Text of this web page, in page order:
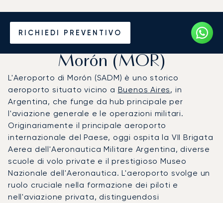
RICHIEDI PREVENTIVO
Noleggio jet privato per
l'Aeroporto e Base Aerea di
Morón (MOR)
L'Aeroporto di Morón (SADM) è uno storico
aeroporto situato vicino a Buenos Aires, in
Argentina, che funge da hub principale per
l'aviazione generale e le operazioni militari.
Originariamente il principale aeroporto
internazionale del Paese, oggi ospita la VII Brigata
Aerea dell'Aeronautica Militare Argentina, diverse
scuole di volo private e il prestigioso Museo
Nazionale dell'Aeronautica. L'aeroporto svolge un
ruolo cruciale nella formazione dei piloti e
nell'aviazione privata, distinguendosi